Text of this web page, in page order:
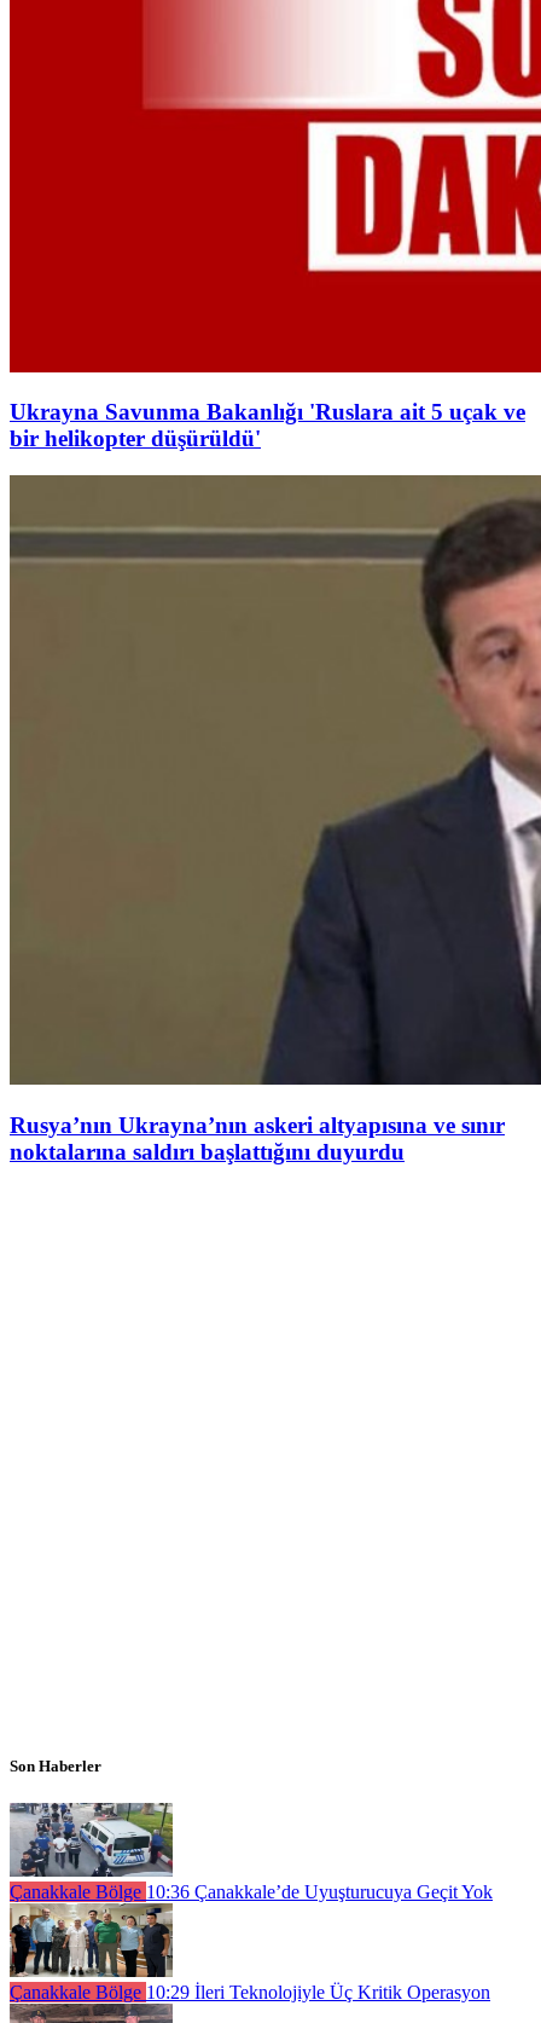
Ukrayna Savunma Bakanlığı 'Ruslara ait 5 uçak ve
bir helikopter düşürüldü'
Rusya’nın Ukrayna’nın askeri altyapısına ve sınır
noktalarına saldırı başlattığını duyurdu
Son Haberler
Çanakkale Bölge 10:36 Çanakkale’de Uyuşturucuya Geçit Yok
Çanakkale Bölge 10:29 İleri Teknolojiyle Üç Kritik Operasyon